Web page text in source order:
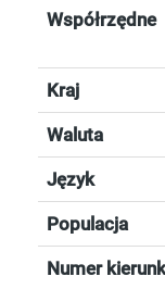
Współrzędne
Kraj
Waluta
Język
Populacja
Numer